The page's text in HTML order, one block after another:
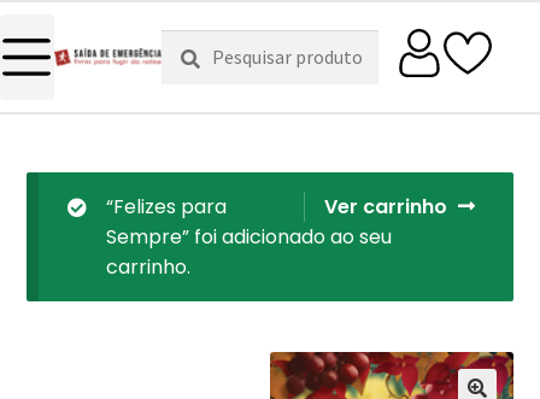
Pesquisar
por:
Pesquisa
Ver carrinho
“Felizes para
Sempre” foi adicionado ao seu
carrinho.